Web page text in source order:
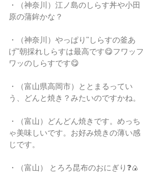
・（神奈川）江ノ島のしらす丼や小田
原の蒲鉾かな？
・（神奈川）やっぱり"しらすの釜あ
げ"朝採れしらすは最高です😋フワッフ
ワッのしらすです😋
・（富山県高岡市）ととまるってい
う、どんと焼き？みたいのですかね。
・（富山）どんどん焼きです。めっち
ゃ美味しいです。お好み焼きの薄い感
じです。
・（富山） とろろ昆布のおにぎり❓🍙